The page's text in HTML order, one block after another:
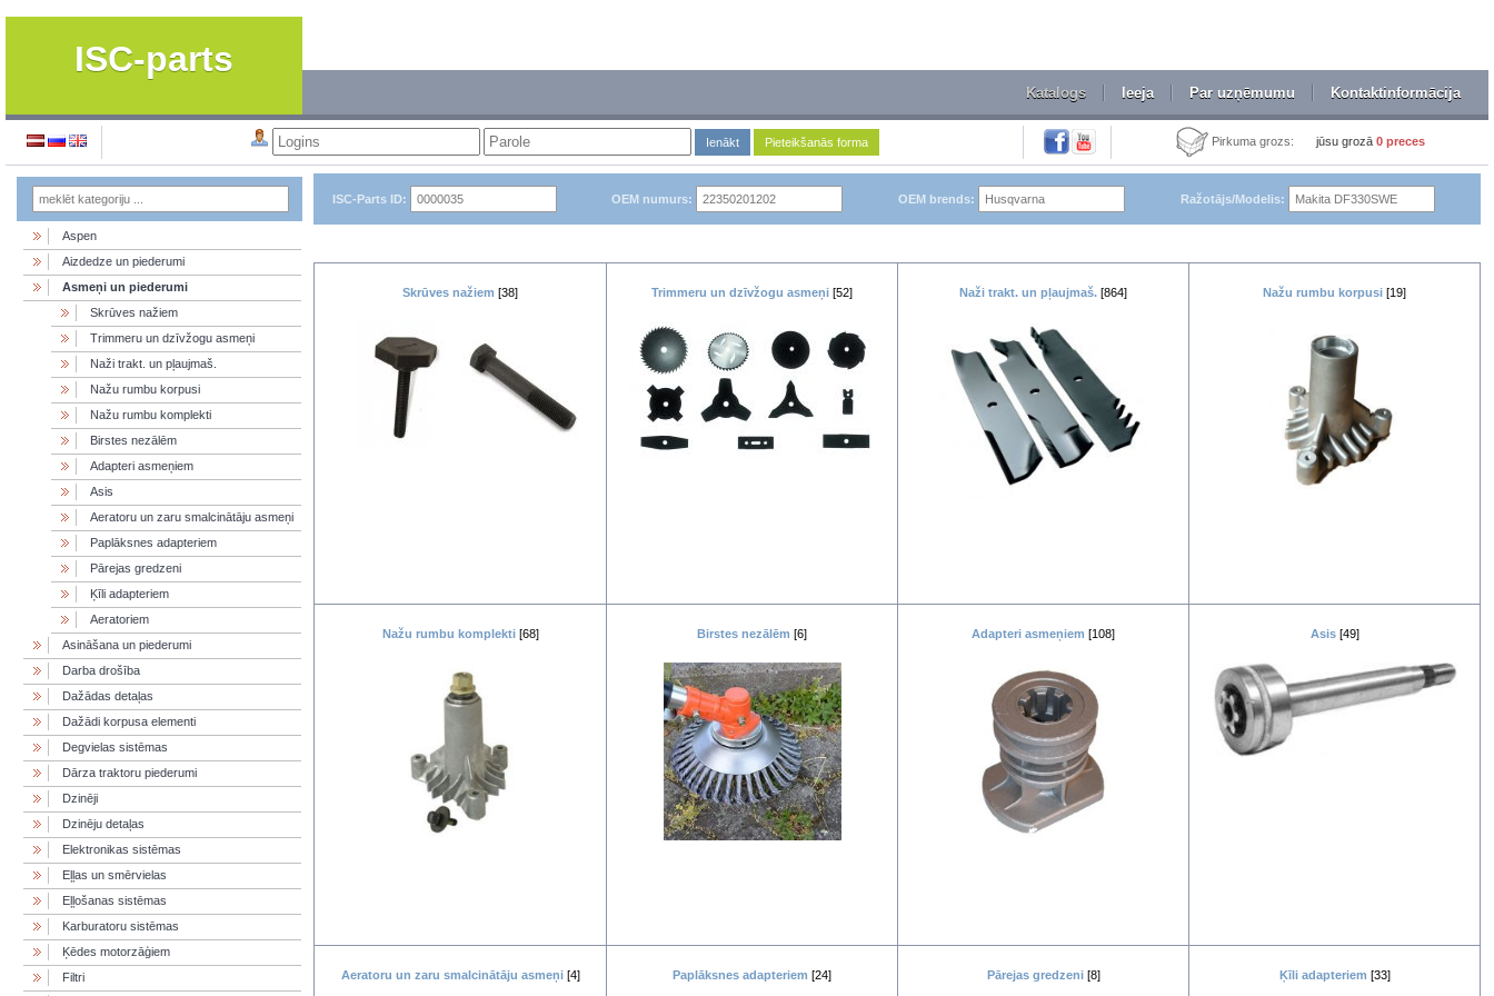
ISC-parts
Katalogs Ieeja Par uzņēmumu Kontaktinformācija
Ienākt Pieteikšanās forma Pirkuma grozs: jūsu grozā 0 preces
Aspen
Aizdedze un piederumi
Asmeņi un piederumi
Skrūves nažiem
Trimmeru un dzīvžogu asmeņi
Naži trakt. un pļaujmaš.
Nažu rumbu korpusi
Nažu rumbu komplekti
Birstes nezālēm
Adapteri asmeņiem
Asis
Aeratoru un zaru smalcinātāju asmeņi
Paplāksnes adapteriem
Pārejas gredzeni
Ķīli adapteriem
Aeratoriem
Asināšana un piederumi
Darba drošība
Dažādas detaļas
Dažādi korpusa elementi
Degvielas sistēmas
Dārza traktoru piederumi
Dzinēji
Dzinēju detaļas
Elektronikas sistēmas
Eļļas un smērvielas
Eļļošanas sistēmas
Karburatoru sistēmas
Ķēdes motorzāģiem
Filtri
ISC-Parts ID: OEM numurs: OEM brends: Ražotājs/Modelis:
Skrūves nažiem [38] Trimmeru un dzīvžogu asmeņi [52] Naži trakt. un pļaujmaš. [864] Nažu rumbu korpusi [19]
Nažu rumbu komplekti[68] Birstes nezālēm [6] Adapteri asmeņiem [108] Asis[49]
Aeratoru un zaru smalcinātāju asmeņi[4] Paplāksnes adapteriem [24] Pārejas gredzeni[8] Ķīli adapteriem [33]